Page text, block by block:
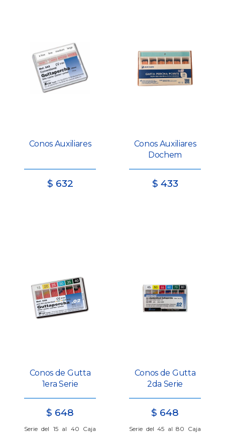
Conos Auxiliares
$ 632
Conos Auxiliares
Dochem
$ 433
Conos de Gutta
1era Serie
$ 648
Serie del 15 al 40 Caja
Conos de Gutta
2da Serie
$ 648
Serie del 45 al 80 Caja